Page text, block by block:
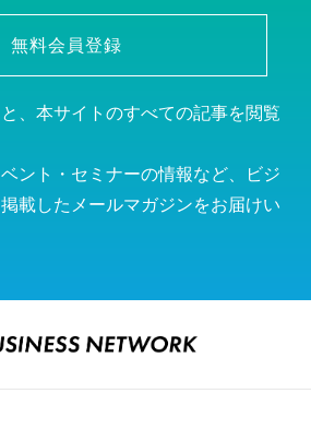
無料会員登録
、本サイトのすべての記事を閲覧
ント・セミナーの情報など、ビジ
載したメールマガジンをお届けい